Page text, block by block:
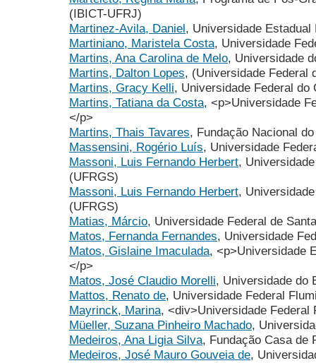
(IBICT-UFRJ)
Martinez-Avila, Daniel, Universidade
Martiniano, Maristela Costa, Universidade
Martins, Ana Carolina de Melo, Universidade
Martins, Dalton Lopes, (Universidade Federal
Martins, Gracy Kelli, Universidade Federal do
Martins, Tatiana da Costa, <p>Universidade
</p>
Martins, Thais Tavares, Fundação Nacional
Massensini, Rogério Luís, Universidade
Massoni, Luis Fernando Herbert,
(UFRGS)
Massoni, Luis Fernando Herbert,
(UFRGS)
Matias, Márcio, Universidade Federal de
Matos, Fernanda Fernandes, Universidade
Matos, Gislaine Imaculada, <p>Universidade
</p>
Matos, José Claudio Morelli, Universidade do
Mattos, Renato de, Universidade Federal
Mayrinck, Marina, <div>Universidade Federal
Müeller, Suzana Pinheiro Machado,
Medeiros, Ana Ligia Silva, Fundação Casa de
Medeiros, José Mauro Gouveia de,